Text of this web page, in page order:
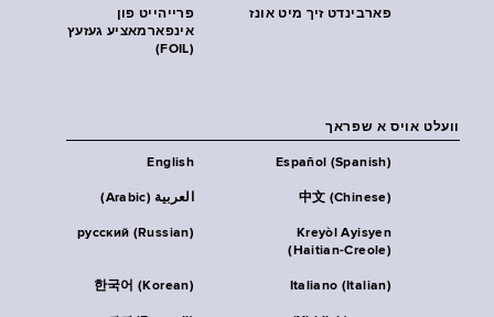
פרייהייט פון
אינפארמאציע געזעץ
(FOIL)
פארבינדט זיך מיט אונז
וועלט אויס א שפראך
English Español (Spanish)
العربية (Arabic) 中文 (Chinese)
русский (Russian)
Kreyòl Ayisyen
(Haitian-Creole)
한국어 (Korean) Italiano (Italian)